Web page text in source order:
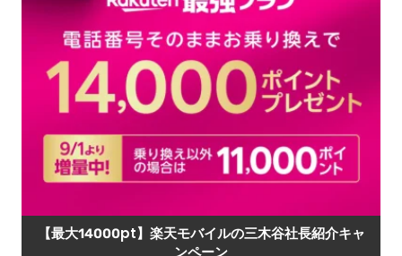
【最大14000pt】楽天モバイルの三木谷社長紹介キャ
ンペーン